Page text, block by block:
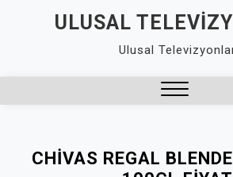
ULUSAL
Ulusal
CHIVAS REGAL